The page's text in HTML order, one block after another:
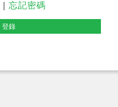
忘記密碼